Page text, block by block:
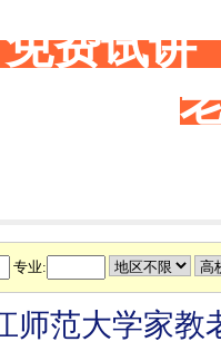
费试讲
专业:
师范大学家